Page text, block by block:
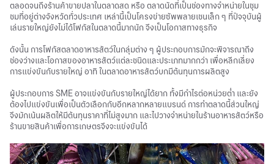
ตลอดจนถึงร้านค้าขายปลาในตลาดสด หรือ ตลาดนัดที่เป็นช่องทางจำหน่ายในชุม
ชมที่อยู่ต่างจังหวัดทั่วประเทศ เหล่านี้เป็นโครงข่ายซัพพลายเชนเล็ก ๆ ที่ปัจจุบันผู้
เล่นรายใหญ่ยังไม่ได้โฟกัสในตลาดนี้มากนัก จึงเป็นโอกาสทางธุรกิจ
ดังนั้น การโฟกัสตลาดอาหารสัตว์ในกลุ่มต่าง ๆ ผู้ประกอบการมักจะพิจารณาถึง
ช่องว่างและโอกาสของอาหารสัตว์แต่ละชนิดและประเภทมากกว่า เพื่อหลีกเลี่ยง
การแข่งขันกับรายใหญ่ อาทิ ในตลาดอาหารสัตว์บกมีต้นทุนการผลิตสูง
ผู้ประกอบการ SME อาจแข่งขันกับรายใหญ่ได้ยาก ทั้งมีกำไรต่อหน่วยต่ำ และยัง
ต้องไปแข่งขันเพื่อเป็นตัวเลือกกับอีกหลากหลายแบรนด์ การทำตลาดนี้ส่วนใหญ่
จึงมักเน้นผลิตให้มีต้นทุนราคาที่ไม่สูงมาก และไปวางจำหน่ายในร้านอาหารสัตว์หรือ
ร้านขายสินค้าเพื่อการเกษตรจึงจะแข่งขันได้